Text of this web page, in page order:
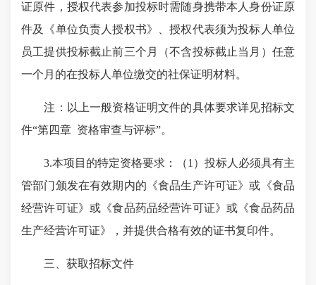
证原件，授权代表参加投标时需随身携带本人身份证原
件及《单位负责人授权书》、授权代表须为投标人单位
员工提供投标截止前三个月（不含投标截止当月）任意
一个月的在投标人单位缴交的社保证明材料。
注：以上一般资格证明文件的具体要求详见招标文
件“第四章 资格审查与评标”。
3.本项目的特定资格要求：（1）投标人必须具有主
管部门颁发在有效期内的《食品生产许可证》或《食品
经营许可证》或《食品药品经营许可证》或《食品药品
生产经营许可证》，并提供合格有效的证书复印件。
三、获取招标文件